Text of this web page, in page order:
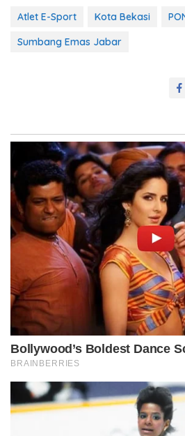
Atlet E-Sport Kota Bekasi
Sumbang Emas Jabar